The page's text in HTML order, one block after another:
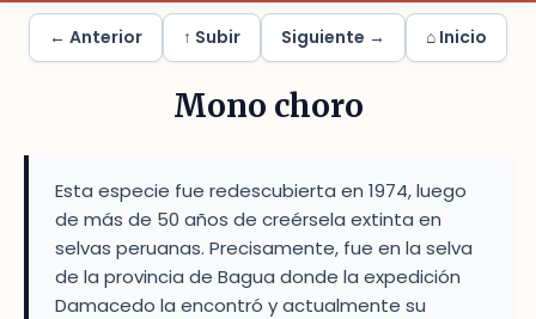
← Anterior ↑ Subir Siguiente → ⌂ Inicio
Mono choro
Esta especie fue redescubierta en 1974, luego
de más de 50 años de creérsela extinta en
selvas peruanas. Precisamente, fue en la selva
de la provincia de Bagua donde la expedición
Damacedo la encontró y actualmente su